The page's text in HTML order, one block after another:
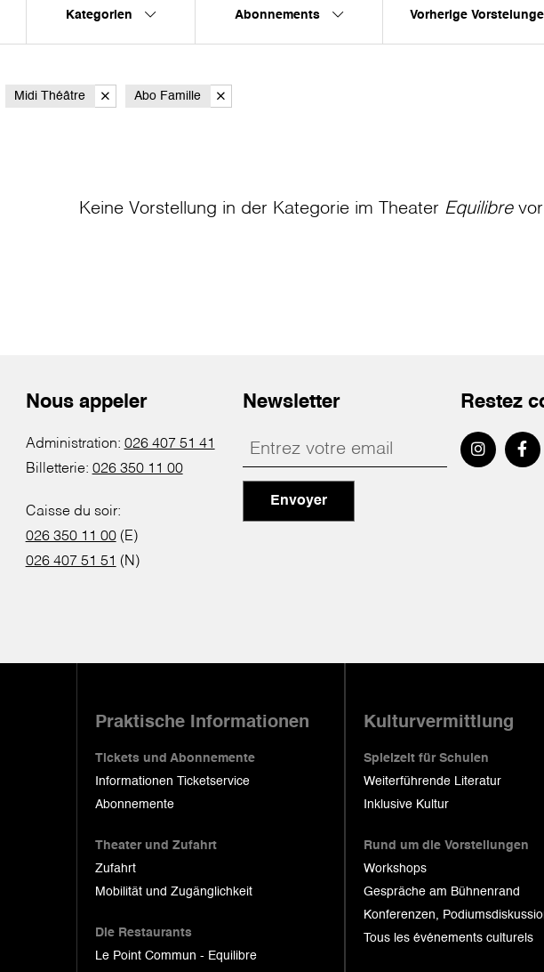
Kategorien Abonnements Vorherige
Midi Théâtre Abo Famille
Keine Vorstellung in der Kategorie im Theater Equilibre
Nous appeler
Administration: 026 407 51 41
Billetterie: 026 350 11 00
Caisse du soir:
026 350 11 00(E)
026 407 51 51 (N)
Newsletter
Envoyer
Restez
Praktische Informationen
Tickets und Abonnemente
Informationen Ticketservice
Abonnemente
Theater und Zufahrt
Zufahrt
Mobilität und Zugänglichkeit
Die Restaurants
Le Point Commun - Equilibre
Kulturvermittlung
Spielzeit für Schulen
Weiterführende Literatur
Inklusive Kultur
Rund um die Vorstellungen
Workshops
Gespräche am Bühnenrand
Konferenzen,
Tous les événements culturels